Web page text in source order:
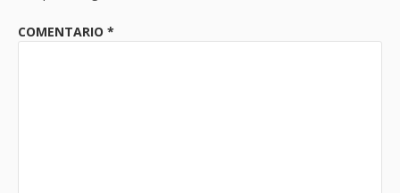
COMENTARIO *